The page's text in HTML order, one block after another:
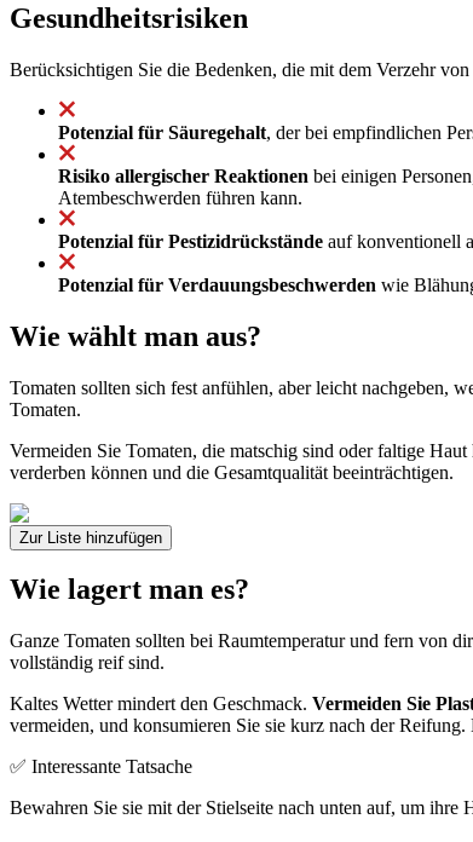
Gesundheitsrisiken
Berücksichtigen Sie die Bedenken, die mit dem Verzehr
Potenzial für Säuregehalt, der bei empfindlichen
Risiko allergischer Reaktionen bei einigen
Atembeschwerden führen kann.
Potenzial für Pestizidrückstände auf konventionell
Potenzial für Verdauungsbeschwerden wie
Wie wählt man aus?
Tomaten sollten sich fest anfühlen, aber leicht nachgeben,
Tomaten.
Vermeiden Sie Tomaten, die matschig sind oder faltige
verderben können und die Gesamtqualität beeinträchtigen.
Zur Liste hinzufügen
Wie lagert man es?
Ganze Tomaten sollten bei Raumtemperatur und fern von
vollständig reif sind.
Kaltes Wetter mindert den Geschmack. Vermeiden Sie
vermeiden, und konsumieren Sie sie kurz nach der
✅ Interessante Tatsache
Bewahren Sie sie mit der Stielseite nach unten auf, um ihre